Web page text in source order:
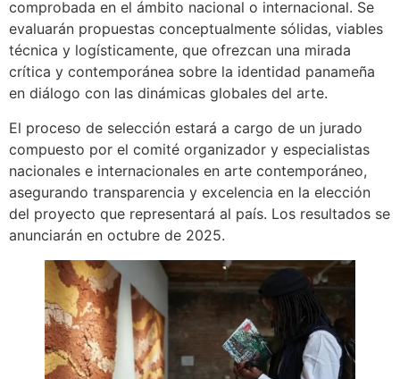
comprobada en el ámbito nacional o internacional. Se
evaluarán propuestas conceptualmente sólidas, viables
técnica y logísticamente, que ofrezcan una mirada
crítica y contemporánea sobre la identidad panameña
en diálogo con las dinámicas globales del arte.
El proceso de selección estará a cargo de un jurado
compuesto por el comité organizador y especialistas
nacionales e internacionales en arte contemporáneo,
asegurando transparencia y excelencia en la elección
del proyecto que representará al país. Los resultados se
anunciarán en octubre de 2025.